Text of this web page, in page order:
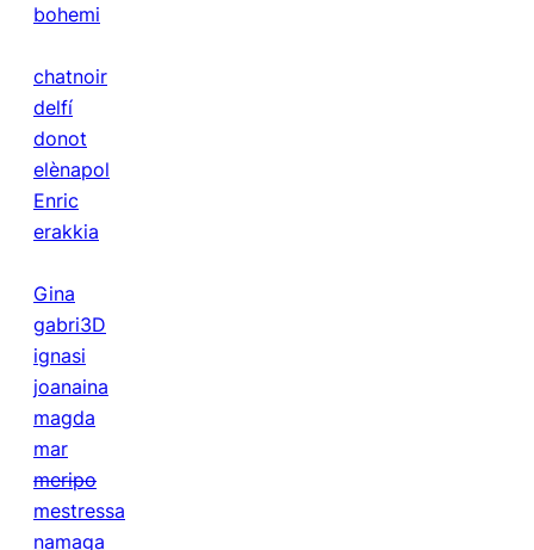
bohemi
chatnoir
delfí
donot
elènapol
Enric
erakkia
Gina
gabri3D
ignasi
joanaina
magda
mar
meripo
mestressa
namaga